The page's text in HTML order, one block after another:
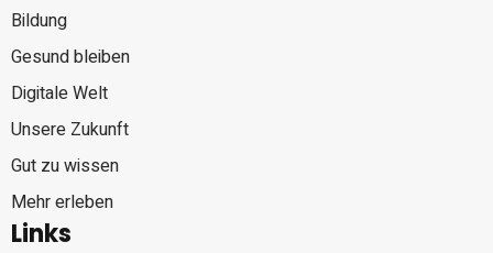
Bildung
Gesund bleiben
Digitale Welt
Unsere Zukunft
Gut zu wissen
Mehr erleben
Links